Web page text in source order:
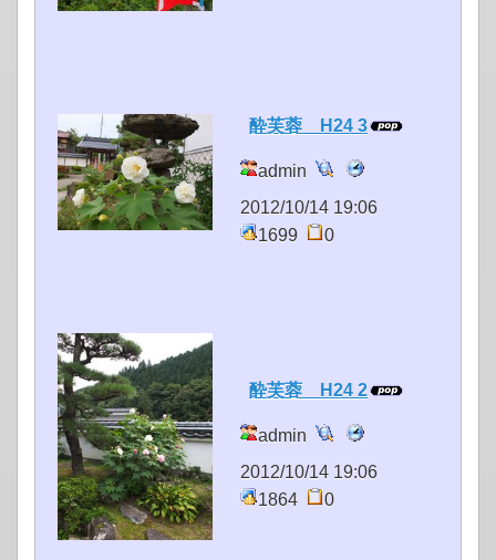
酔芙蓉 H24 3
admin
2012/10/14 19:06
1699
0
酔芙蓉 H24 2
admin
2012/10/14 19:06
1864
0